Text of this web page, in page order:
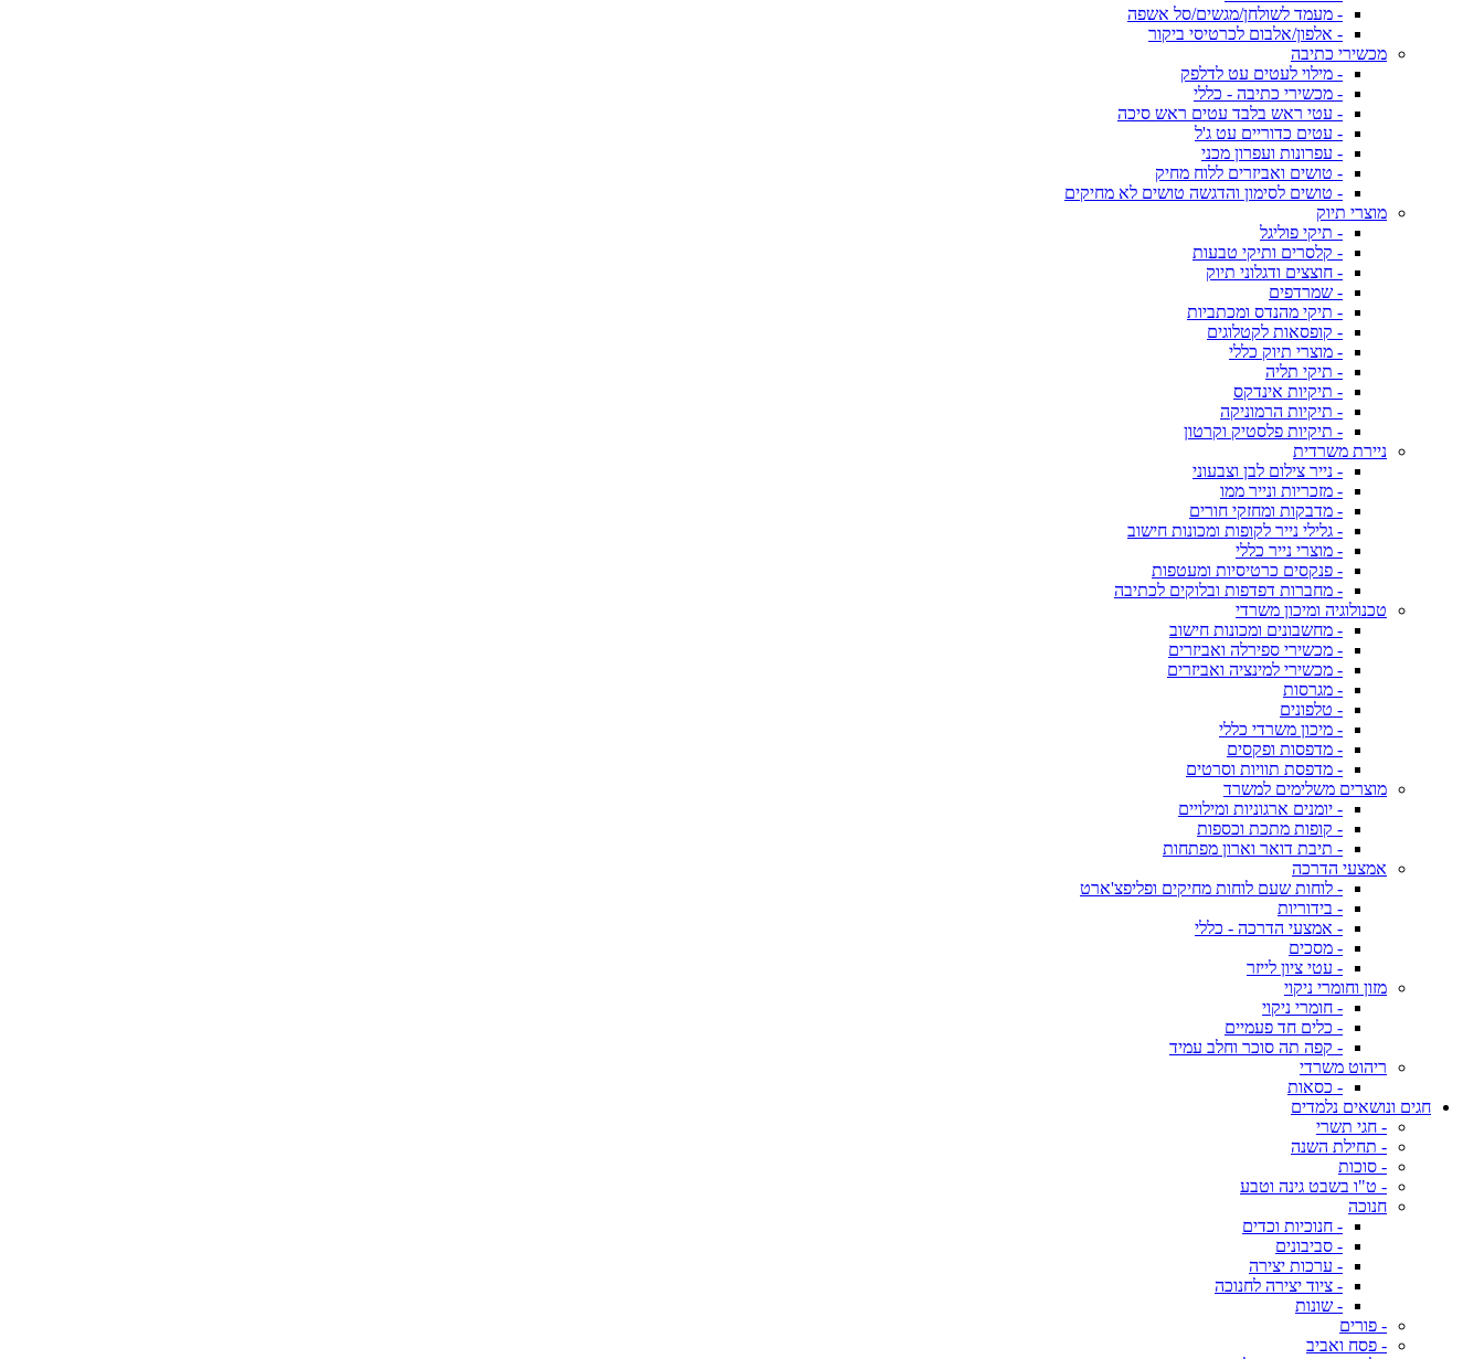
- מעמד לשולחן/מגשים/סל אשפה
- אלפון/אלבום לכרטיסי ביקור
מכשירי כתיבה
- מילוי לעטים עט לדלפק
- מכשירי כתיבה - כללי
- עטי ראש בלבד עטים ראש סיכה
- עטים כדוריים עט ג'ל
- עפרונות ועפרון מכני
- טושים ואביזרים ללוח מחיק
- טושים לסימון והדגשה טושים לא מחיקים
מוצרי תיוק
- תיקי פוליגל
- קלסרים ותיקי טבעות
- חוצצים ודגלוני תיוק
- שמרדפים
- תיקי מהנדס ומכתביות
- קופסאות לקטלוגים
- מוצרי תיוק כללי
- תיקי תליה
- תיקיות אינדקס
- תיקיות הרמוניקה
- תיקיות פלסטיק וקרטון
ניירת משרדית
- נייר צילום לבן וצבעוני
- מזכריות ונייר ממו
- מדבקות ומחזקי חורים
- גלילי נייר לקופות ומכונות חישוב
- מוצרי נייר כללי
- פנקסים כרטיסיות ומעטפות
- מחברות דפדפות ובלוקים לכתיבה
טכנולוגיה ומיכון משרדי
- מחשבונים ומכונות חישוב
- מכשירי ספירלה ואביזרים
- מכשירי למינציה ואביזרים
- מגרסות
- טלפונים
- מיכון משרדי כללי
- מדפסות ופקסים
- מדפסת תוויות וסרטים
מוצרים משלימים למשרד
- יומנים ארגוניות ומילויים
- קופות מתכת וכספות
- תיבת דואר וארון מפתחות
אמצעי הדרכה
- לוחות שעם לוחות מחיקים ופליפצ'ארט
- בידוריות
- אמצעי הדרכה - כללי
- מסכים
- עטי ציון לייזר
מזון וחומרי ניקוי
- חומרי ניקוי
- כלים חד פעמיים
- קפה תה סוכר וחלב עמיד
ריהוט משרדי
- כסאות
חגים ונושאים נלמדים
- חגי תשרי
- תחילת השנה
- סוכות
- ט"ו בשבט גינה וטבע
חנוכה
- חנוכיות וכדים
- סביבונים
- ערכות יצירה
- ציוד יצירה לחנוכה
- שונות
- פורים
- פסח ואביב